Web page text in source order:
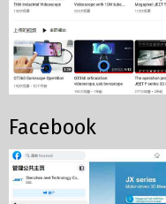
Facebook